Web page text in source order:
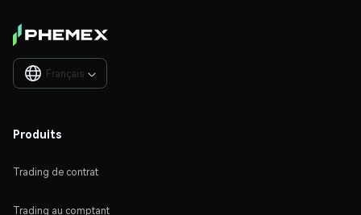
Français 
Produits
Trading de contrat
Trading au comptant